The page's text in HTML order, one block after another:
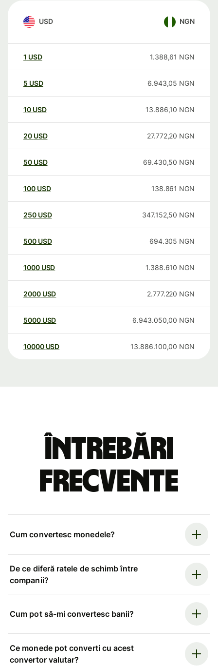
USD NGN
1 USD 1.388,61 NGN
5 USD 6.943,05 NGN
10 USD 13.886,10 NGN
20 USD 27.772,20 NGN
50 USD 69.430,50 NGN
100 USD 138.861 NGN
250 USD 347.152,50 NGN
500 USD 694.305 NGN
1000 USD 1.388.610 NGN
2000 USD 2.777.220 NGN
5000 USD 6.943.050,00 NGN
10000 USD 13.886.100,00 NGN
Întrebări
frecvente
Cum convertesc monedele?
De ce diferă ratele de schimb între
companii?
Cum pot să-mi convertesc banii?
Ce monede pot converti cu acest
convertor valutar?